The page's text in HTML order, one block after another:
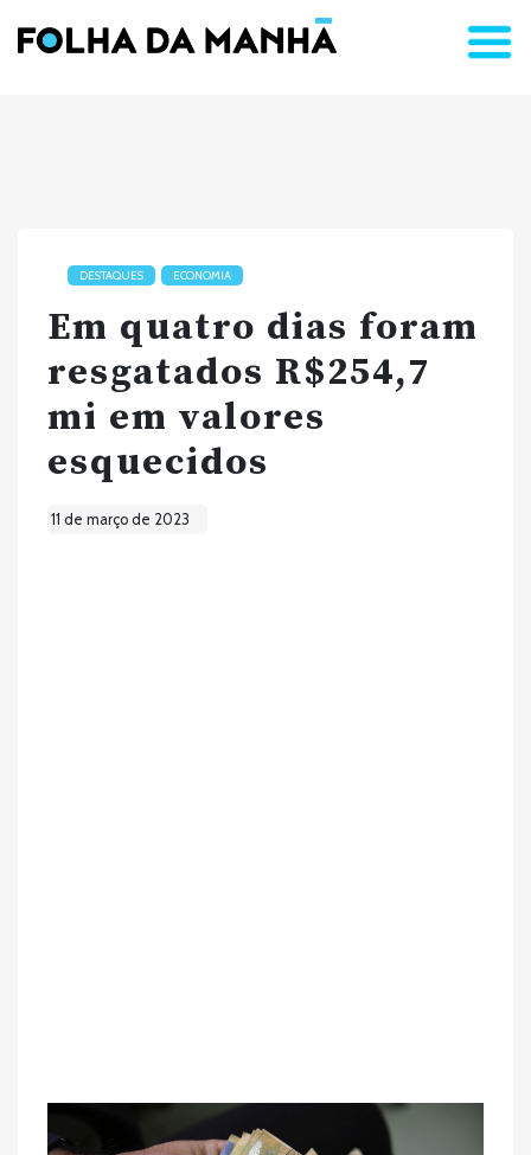
DESTAQUES ECONOMIA
Em quatro dias foram
resgatados R$254,7
mi em valores
esquecidos
11 de março de 2023